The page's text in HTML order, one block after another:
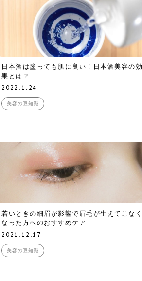
日本酒は塗っても肌に良い！日本酒美容の効
果とは？
2022.1.24
美容の豆知識
若いときの細眉が影響で眉毛が生えてこなく
なった方へのおすすめケア
2021.12.17
美容の豆知識